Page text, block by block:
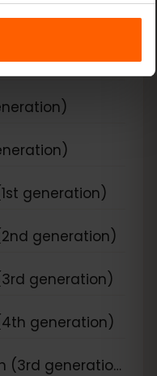
generation)
generation)
generation)
generation)
Apple iPad Pro 12.9-inch (3rd generation)